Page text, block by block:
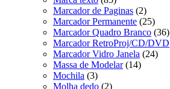
Marcador de Paginas (2)
Marcador Permanente (25)
Marcador Quadro Branco (36)
Marcador RetroProj/CD/DVD
Marcador Vidro Janela (24)
Massa de Modelar (14)
Mochila (3)
Molha dedo (2)